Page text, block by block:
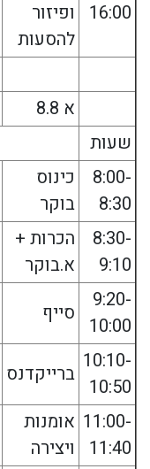
16:00
ופיזור
להסעות
א 8.8
שעות
8:00-
8:30
כינוס
בוקר
8:30-
9:10
הכרות +
א.בוקר
9:20-
10:00
סייף
10:10-
10:50
ברייקדנס
11:00-
11:40
אומנות
ויצירה